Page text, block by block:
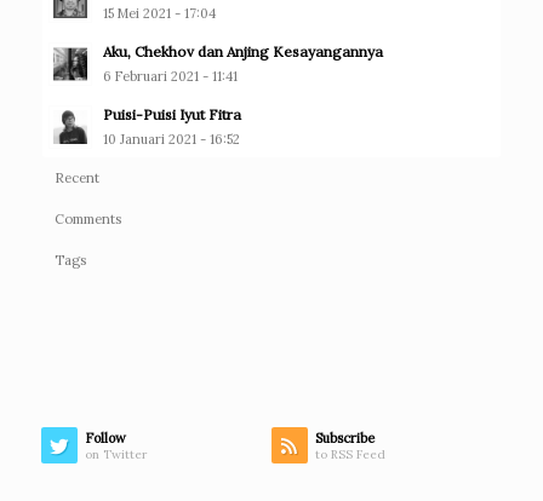
15 Mei 2021 - 17:04
Aku, Chekhov dan Anjing Kesayangannya
6 Februari 2021 - 11:41
Puisi-Puisi Iyut Fitra
10 Januari 2021 - 16:52
Recent
Comments
Tags
Follow
on Twitter
Subscribe
to RSS Feed